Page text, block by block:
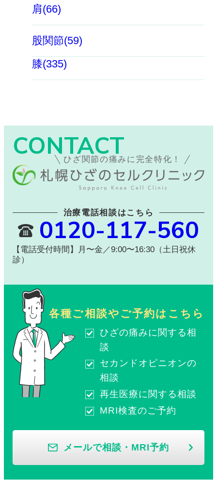
肩(66)
股関節(59)
膝(335)
CONTACT
ひざ関節の痛みに完全特化！
治療電話相談はこちら
0120-117-560
【電話受付時間】月〜金／9:00〜16:30（土日祝休
診）
各種ご相談やご予約はこちら
ひざの痛みに関する相
談
セカンドオピニオンの
相談
再生医療に関する相談
MRI検査のご予約
メールで相談・MRI予約